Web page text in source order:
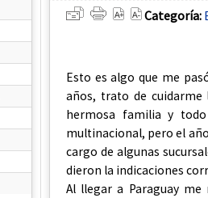
Categoría:
Esto es algo que me
años, trato de cuidarme
hermosa familia y
multinacional, pero el
cargo de algunas
dieron la indicaciones
Al llegar a Paraguay